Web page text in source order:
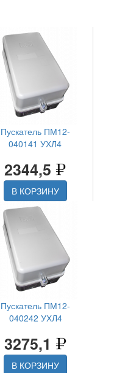
Пускатель ПМ12-
040141 УХЛ4
2344,5
В КОРЗИНУ
Пускатель ПМ12-
040242 УХЛ4
3275,1
В КОРЗИНУ